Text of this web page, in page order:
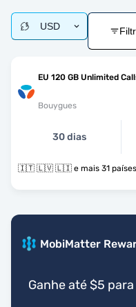
USD
EU 120 GB Unlimited
Bouygues
30 dias
🇮🇹 🇱🇻 🇱🇮 e mais 31 países
MobiMatter
Ganhe até $5